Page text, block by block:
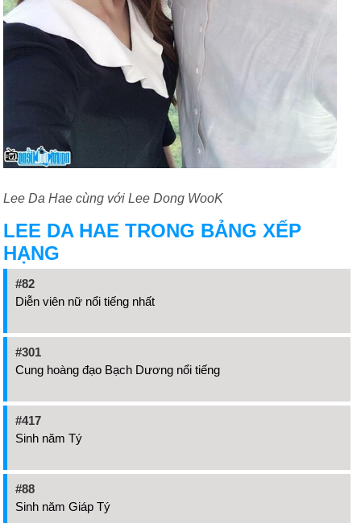
Lee Da Hae cùng với Lee Dong WooK
LEE DA HAE TRONG BẢNG XẾP
HẠNG
#82
Diễn viên nữ nổi tiếng nhất
#301
Cung hoàng đạo Bạch Dương nổi tiếng
#417
Sinh năm Tý
#88
Sinh năm Giáp Tý